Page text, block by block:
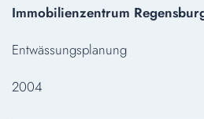
Immobilienzentrum
Entwässungsplanung
2004